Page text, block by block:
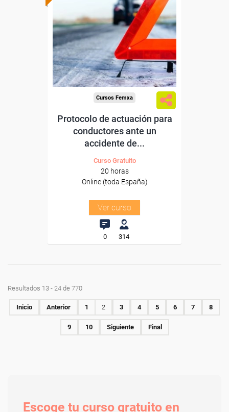
Para desempleados,
trabajadores y autónomos.
Sector
-Transporte y Logística.
Cursos Femxa
Protocolo de actuación para
conductores ante un
accidente de...
Curso Gratuito
20 horas
Online (toda España)
Ver curso
0 314
Resultados 13 - 24 de 770
Inicio Anterior 1 2 3 4 5 6 7 8
9 10 Siguiente Final
Escoge tu curso gratuito en